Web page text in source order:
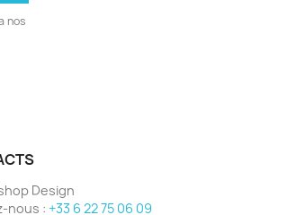
nos
Design
nous : +33 6 22 75 06 09